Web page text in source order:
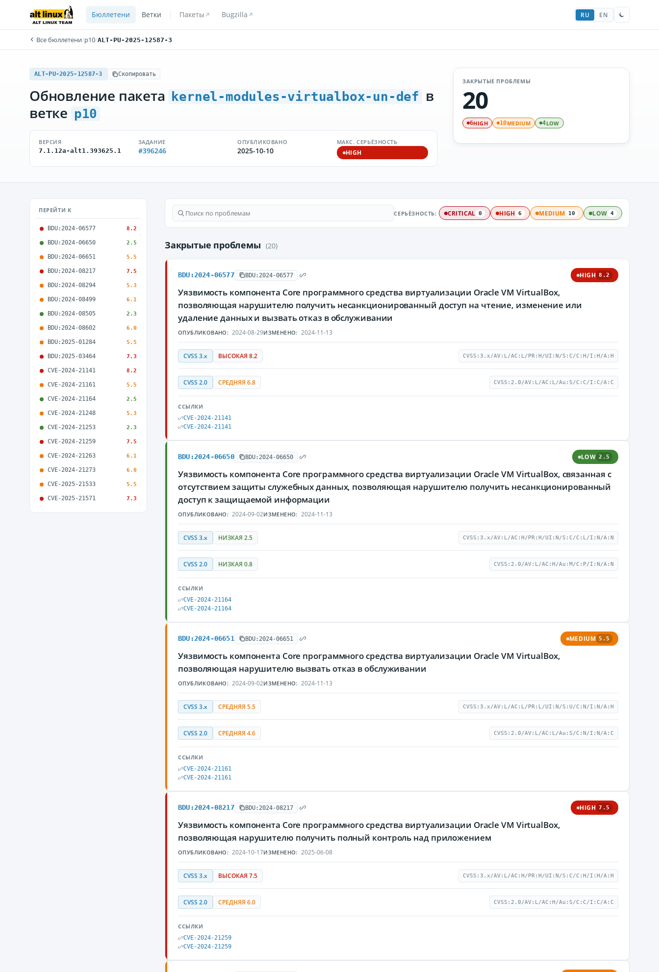
Бюллетени Ветки Пакеты Bugzilla RU EN
Все бюллетени/p10/ALT-PU-2025-12587-3
ALT-PU-2025-12587-3 Скопировать
Обновление пакета kernel-modules-virtualbox-un-def в
ветке p10
ВЕРСИЯ
7.1.12a-alt1.393625.1
ЗАДАНИЕ
#396246
ОПУБЛИКОВАНО
2025-10-10
МАКС. СЕРЬЁЗНОСТЬ
HIGH
ЗАКРЫТЫЕ ПРОБЛЕМЫ
20
6HIGH 10MEDIUM 4LOW
ПЕРЕЙТИ К
BDU:2024-06577 8.2
BDU:2024-06650 2.5
BDU:2024-06651 5.5
BDU:2024-08217 7.5
BDU:2024-08294 5.3
BDU:2024-08499 6.1
BDU:2024-08505 2.3
BDU:2024-08602 6.0
BDU:2025-01284 5.5
BDU:2025-03464 7.3
CVE-2024-21141 8.2
CVE-2024-21161 5.5
CVE-2024-21164 2.5
CVE-2024-21248 5.3
CVE-2024-21253 2.3
CVE-2024-21259 7.5
CVE-2024-21263 6.1
CVE-2024-21273 6.0
CVE-2025-21533 5.5
CVE-2025-21571 7.3
СЕРЬЁЗНОСТЬ: CRITICAL 0 HIGH 6 MEDIUM 10 LOW 4
Закрытые проблемы (20)
BDU:2024-06577 BDU:2024-06577 HIGH 8.2
Уязвимость компонента Core программного средства виртуализации Oracle VM VirtualBox,
позволяющая нарушителю получить несанкционированный доступ на чтение, изменение или
удаление данных и вызвать отказ в обслуживании
ОПУБЛИКОВАНО: 2024-08-29ИЗМЕНЕНО: 2024-11-13
CVSS 3.x ВЫСОКАЯ 8.2 CVSS:3.x/AV:L/AC:L/PR:H/UI:N/S:C/C:H/I:H/A:H
CVSS 2.0 СРЕДНЯЯ 6.8 CVSS:2.0/AV:L/AC:L/Au:S/C:C/I:C/A:C
ССЫЛКИ
CVE-2024-21141
CVE-2024-21141
BDU:2024-06650 BDU:2024-06650 LOW 2.5
Уязвимость компонента Core программного средства виртуализации Oracle VM VirtualBox, связанная с
отсутствием защиты служебных данных, позволяющая нарушителю получить несанкционированный
доступ к защищаемой информации
ОПУБЛИКОВАНО: 2024-09-02ИЗМЕНЕНО: 2024-11-13
CVSS 3.x НИЗКАЯ 2.5 CVSS:3.x/AV:L/AC:H/PR:H/UI:N/S:C/C:L/I:N/A:N
CVSS 2.0 НИЗКАЯ 0.8 CVSS:2.0/AV:L/AC:H/Au:M/C:P/I:N/A:N
ССЫЛКИ
CVE-2024-21164
CVE-2024-21164
BDU:2024-06651 BDU:2024-06651 MEDIUM 5.5
Уязвимость компонента Core программного средства виртуализации Oracle VM VirtualBox,
позволяющая нарушителю вызвать отказ в обслуживании
ОПУБЛИКОВАНО: 2024-09-02ИЗМЕНЕНО: 2024-11-13
CVSS 3.x СРЕДНЯЯ 5.5 CVSS:3.x/AV:L/AC:L/PR:L/UI:N/S:U/C:N/I:N/A:H
CVSS 2.0 СРЕДНЯЯ 4.6 CVSS:2.0/AV:L/AC:L/Au:S/C:N/I:N/A:C
ССЫЛКИ
CVE-2024-21161
CVE-2024-21161
BDU:2024-08217 BDU:2024-08217 HIGH 7.5
Уязвимость компонента Core программного средства виртуализации Oracle VM VirtualBox,
позволяющая нарушителю получить полный контроль над приложением
ОПУБЛИКОВАНО: 2024-10-17ИЗМЕНЕНО: 2025-06-08
CVSS 3.x ВЫСОКАЯ 7.5 CVSS:3.x/AV:L/AC:H/PR:H/UI:N/S:C/C:H/I:H/A:H
CVSS 2.0 СРЕДНЯЯ 6.0 CVSS:2.0/AV:L/AC:H/Au:S/C:C/I:C/A:C
ССЫЛКИ
CVE-2024-21259
CVE-2024-21259